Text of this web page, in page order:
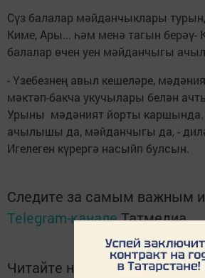
Сүз балалар мәйданчыклары
Киме, Ары... һәм менә тагын
балалар өчен уен мәйданчыгы
- Үзебезнең авыл кешеләре,
мәктәп-бакча укучылары белән
Урыны мәдәният йорты каршында.
ачылышы да, мәйданчыгы да, -
Игелеген күрергә насыйп булсын.
Следите за самым важным
Telegram-каналеТатмедиа
Читайте новости Татарстана в